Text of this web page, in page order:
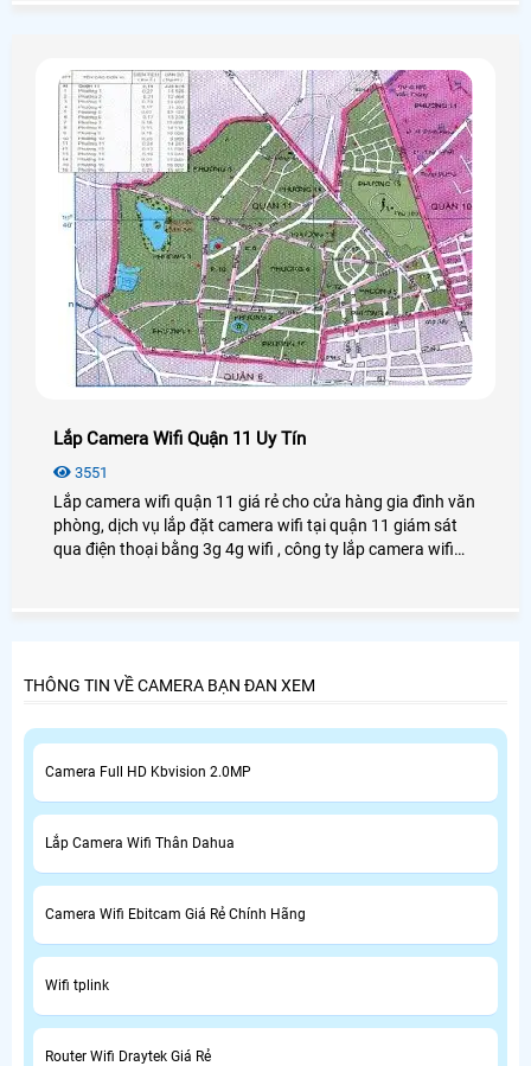
Lắp Camera Wifi Quận 11 Uy Tín
3551
Lắp camera wifi quận 11 giá rẻ cho cửa hàng gia đình văn
phòng, dịch vụ lắp đặt camera wifi tại quận 11 giám sát
qua điện thoại bằng 3g 4g wifi , công ty lắp camera wifi
THÔNG TIN VỀ CAMERA BẠN ĐAN XEM
Camera Full HD Kbvision 2.0MP
Lắp Camera Wifi Thân Dahua
Camera Wifi Ebitcam Giá Rẻ Chính Hãng
Wifi tplink
Router Wifi Draytek Giá Rẻ